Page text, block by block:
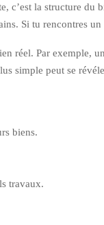
c’est la structure
Si tu rencontres
réel. Par exemple,
simple peut se
biens.
travaux.